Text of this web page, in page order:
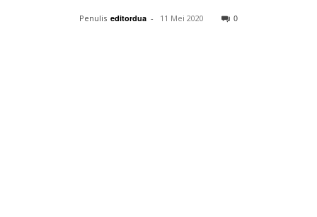
Penulis editordua - 11 Mei 2020 0